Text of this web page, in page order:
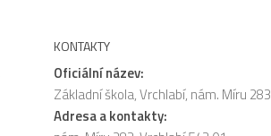
KONTAKTY
Oficiální název:
Základní škola, Vrchlabí, nám. Míru 283
Adresa a kontakty: